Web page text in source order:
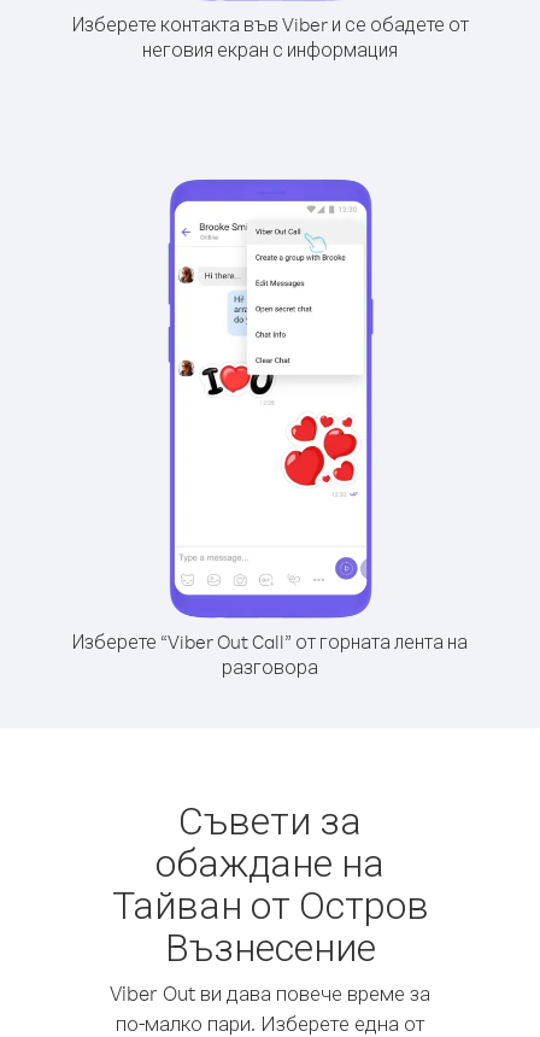
Изберете контакта във Viber и се обадете от
неговия екран с информация
Изберете “Viber Out Call” от горната лента на
разговора
Съвети за
обаждане на
Тайван от Остров
Възнесение
Viber Out ви дава повече време за
по-малко пари. Изберете една от